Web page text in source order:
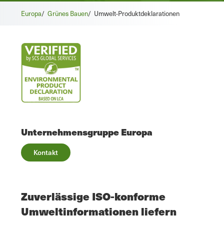
Europa/ Grünes Bauen/ Umwelt-Produktdeklarationen
Unternehmensgruppe Europa
Kontakt
Zuverlässige ISO-konforme
Umweltinformationen liefern